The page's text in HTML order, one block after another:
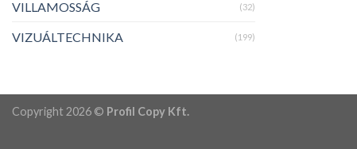
VILLAMOSSÁG (32)
VIZUÁLTECHNIKA (199)
Copyright 2026 © Profil Copy Kft.